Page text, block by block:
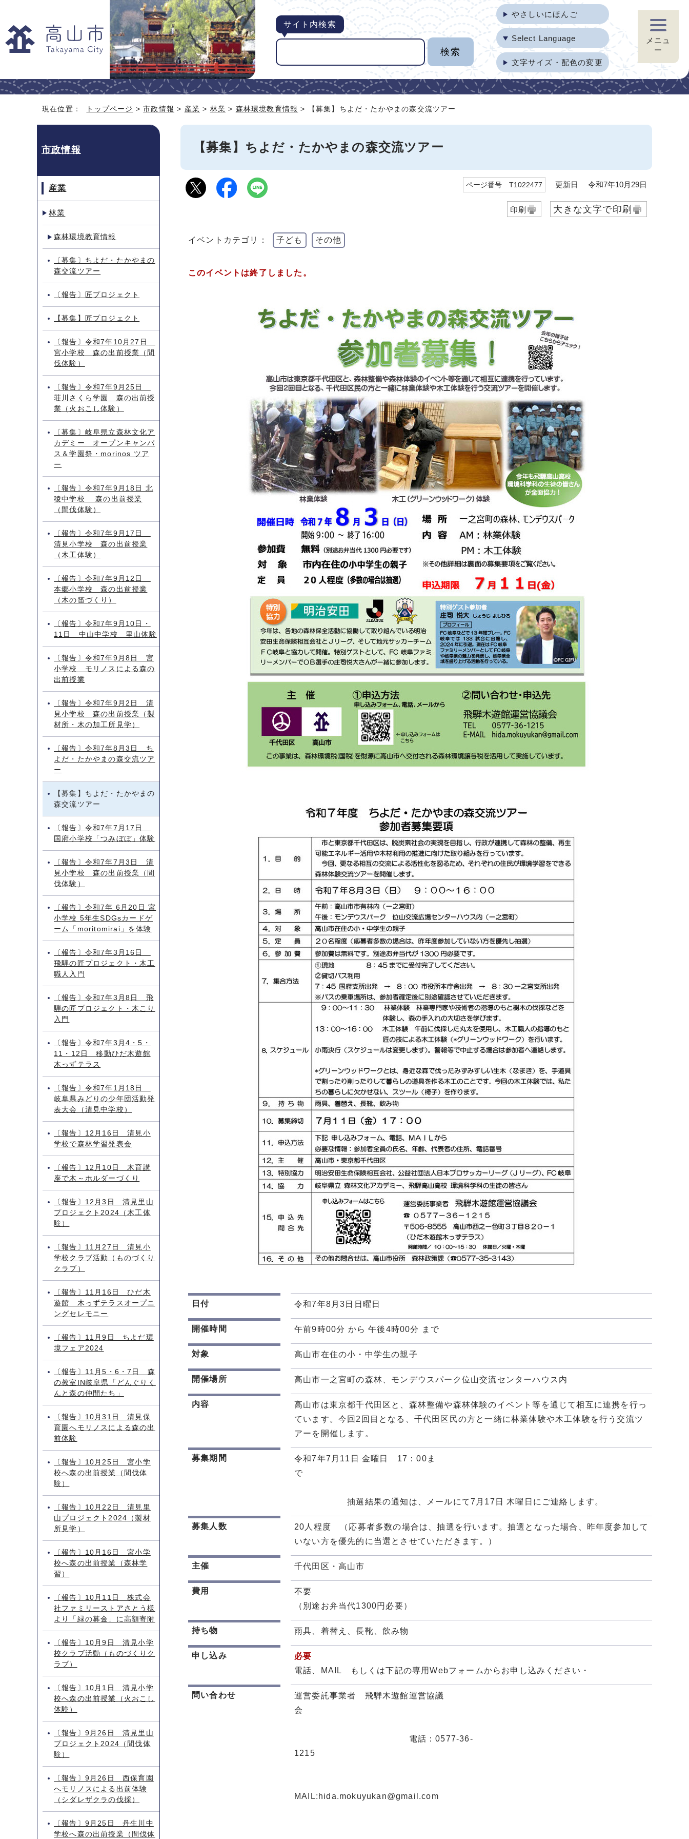
サイト内検索
やさしいにほんご
Select Language
文字サイズ・配色の変更
メニュ
ー
現在位置： トップページ >市政情報 > 産業 > 林業 > 森林環境教育情報 > 【募集】ちよだ・たかやまの森交流ツアー
【募集】ちよだ・たかやまの森交流ツアー
ページ番号 T1022477 更新日 令和7年10月29日
印刷 大きな文字で印刷
イベントカテゴリ： 子ども その他
このイベントは終了しました。
日付 令和7年8月3日日曜日
開催時間 午前9時00分 から 午後4時00分 まで
対象 高山市在住の小・中学生の親子
開催場所 高山市一之宮町の森林、モンデウスパーク位山交流センターハウス内
内容
高山市は東京都千代田区と、森林整備や森林体験のイベント等を通じて相互に連携を行っ
ています。今回2回目となる、千代田区民の方と一緒に林業体験や木工体験を行う交流ツ
アーを開催します。
募集期間
令和7年7月11日 金曜日 17：00ま
で
抽選結果の通知は、メールにて7月17日 木曜日にご連絡します。
募集人数
20人程度 （応募者多数の場合は、抽選を行います。抽選となった場合、昨年度参加して
いない方を優先的に当選とさせていただきます。）
主催 千代田区・高山市
費用
不要
（別途お弁当代1300円必要）
持ち物 雨具、着替え、長靴、飲み物
申し込み
必要
電話、MAIL もしくは下記の専用Webフォームからお申し込みください・
問い合わせ
運営委託事業者 飛騨木遊館運営協議
会
電話：0577-36-
1215
MAIL:hida.mokuyukan@gmail.com
市政情報
産業
林業
森林環境教育情報
〔募集〕ちよだ・たかやまの
森交流ツアー
〔報告〕匠プロジェクト
【募集】匠プロジェクト
〔報告〕令和7年10月27日
宮小学校 森の出前授業（間
伐体験）
〔報告〕令和7年9月25日
荘川さくら学園 森の出前授
業（火おこし体験）
〔募集〕岐阜県立森林文化ア
カデミー オープンキャンパ
ス＆学園祭・morinos ツア
ー
〔報告〕令和7年9月18日 北
稜中学校 森の出前授業
（間伐体験）
〔報告〕令和7年9月17日
清見小学校 森の出前授業
（木工体験）
〔報告〕令和7年9月12日
本郷小学校 森の出前授業
（木の笛づくり）
〔報告〕令和7年9月10日・
11日 中山中学校 里山体験
〔報告〕令和7年9月8日 宮
小学校 モリノスによる森の
出前授業
〔報告〕令和7年9月2日 清
見小学校 森の出前授業（製
材所・木の加工所見学）
〔報告〕令和7年8月3日 ち
よだ・たかやまの森交流ツア
ー
【募集】ちよだ・たかやまの
森交流ツアー
〔報告〕令和7年7月17日
国府小学校「つみぼぼ」体験
〔報告〕令和7年7月3日 清
見小学校 森の出前授業（間
伐体験）
〔報告〕令和7年 6月20日 宮
小学校 5年生SDGsカードゲ
ーム「moritomirai」を体験
〔報告〕令和7年3月16日
飛騨の匠プロジェクト・木工
職人入門
〔報告〕令和7年3月8日 飛
騨の匠プロジェクト・木こり
入門
〔報告〕令和7年3月4・5・
11・12日 移動ひだ木遊館
木っずテラス
〔報告〕令和7年1月18日
岐阜県みどりの少年団活動発
表大会（清見中学校）
〔報告〕12月16日 清見小
学校で森林学習発表会
〔報告〕12月10日 木育講
座で木～ホルダーづくり
〔報告〕12月3日 清見里山
プロジェクト2024（木工体
験）
〔報告〕11月27日 清見小
学校クラブ活動（ものづくり
クラブ）
〔報告〕11月16日 ひだ木
遊館 木っずテラスオープニ
ングセレモニー
〔報告〕11月9日 ちよだ環
境フェア2024
〔報告〕11月5・6・7日 森
の教室IN岐阜県「どんぐりく
んと森の仲間たち」
〔報告〕10月31日 清見保
育園へモリノスによる森の出
前体験
〔報告〕10月25日 宮小学
校へ森の出前授業（間伐体
験）
〔報告〕10月22日 清見里
山プロジェクト2024（製材
所見学）
〔報告〕10月16日 宮小学
校へ森の出前授業（森林学
習）
〔報告〕10月11日 株式会
社ファミリーストアさとう様
より「緑の募金」に高額寄附
〔報告〕10月9日 清見小学
校クラブ活動（ものづくりク
ラブ）
〔報告〕10月1日 清見小学
校へ森の出前授業（火おこし
体験）
〔報告〕9月26日 清見里山
プロジェクト2024（間伐体
験）
〔報告〕9月26日 西保育園
へモリノスによる出前体験
（シダレザクラの伐採）
〔報告〕9月25日 丹生川中
学校へ森の出前授業（間伐体